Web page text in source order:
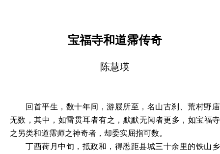
宝福寺和道霈传奇
陈慧瑛
回首平生，数十年间，游屐所至，名山古刹、荒村野庙
无数，其中，如雷贯耳者有之，默默无闻者更多，如宝福寺
之另类和道霈师之神奇者，却委实屈指可数。
丁酉荷月中旬，抵政和，得悉距县城三十余里的铁山乡